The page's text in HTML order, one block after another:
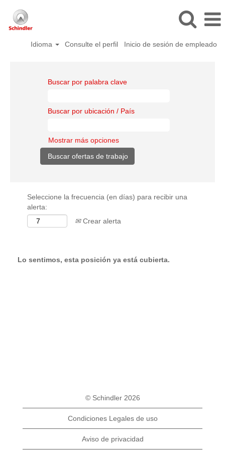
Idioma Consulte el perfil Inicio de sesión de empleado
Buscar por palabra clave
Buscar por ubicación / País
Mostrar más opciones
Seleccione la frecuencia (en días) para recibir una
alerta:
Crear alerta
Lo sentimos, esta posición ya está cubierta.
© Schindler 2026
Condiciones Legales de uso
Aviso de privacidad